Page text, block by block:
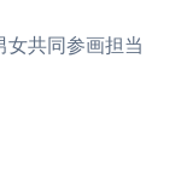
女共同参画担当